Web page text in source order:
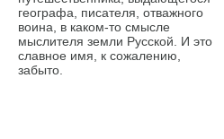
географа, писателя, отважного
воина, в каком-то смысле
мыслителя земли Русской. И это
славное имя, к сожалению,
забыто.